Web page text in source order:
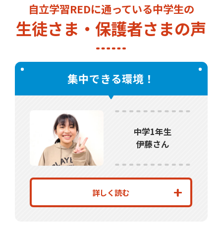
自立学習REDに通っている中学生の
生徒さま・保護者さまの声
集中できる環境！
中学1年生
伊藤さん
詳しく読む